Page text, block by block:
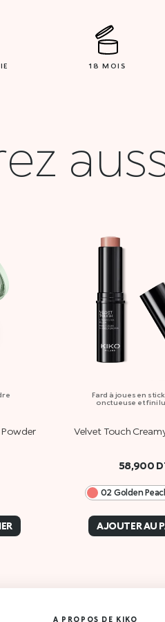
18 MOIS
Powder
Fard à joues en
onctueuse et fini
Velvet Touch
58,900
02 Golden
AJOUTER AU
A PROPOS DE KIKO